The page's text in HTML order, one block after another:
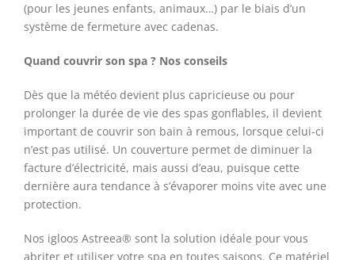
(pour les jeunes enfants, animaux…) par le biais d’un
système de fermeture avec cadenas.
Quand couvrir son spa ? Nos conseils
Dès que la météo devient plus capricieuse ou pour
prolonger la durée de vie des spas gonflables, il devient
important de couvrir son bain à remous, lorsque celui-ci
n’est pas utilisé. Un couverture permet de diminuer la
facture d’électricité, mais aussi d’eau, puisque cette
dernière aura tendance à s’évaporer moins vite avec une
protection.
Nos igloos Astreea® sont la solution idéale pour vous
abriter et utiliser votre spa en toutes saisons. Ce matériel